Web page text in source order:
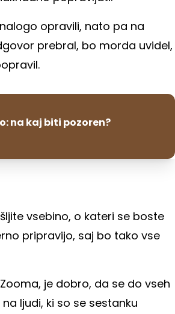
opravili, nato pa na
prebral, bo morda uvidel,
na kaj biti pozoren?
vsebino, o kateri se boste
pripravijo, saj bo tako vse
je dobro, da se do vseh
ljudi, ki so se sestanku